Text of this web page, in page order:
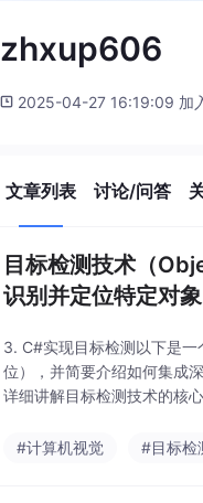
zhxup606
2025-04-27 16:19:09 加
文章列表 讨论/问答
目标检测技术（
识别并定位特定对
3. C#实现目标检测以下是
位），并简要介绍如何集成
详细讲解目标检测技术的核
#计算机视觉
#目标检